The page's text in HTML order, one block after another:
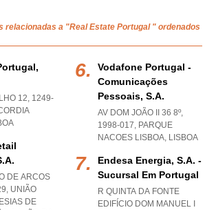
relacionadas a "Real Estate Portugal " ordenados
12, 1249-
DE ARCOS
UNIÃO
DE
Vodafone Portugal -
Comunicações
Pessoais, S.a.
AV DOM JOÃO II 36 8º,
1998-017, PARQUE
NACOES LISBOA, LISBOA
Endesa Energia, S.a. -
Sucursal Em Portugal
R QUINTA DA FONTE
EDIFÍCIO DOM MANUEL I